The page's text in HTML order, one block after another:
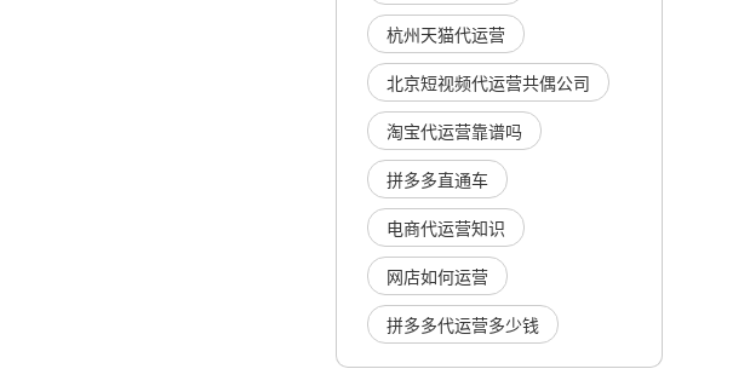
杭州天猫代运营
北京短视频代运营共偶公司
淘宝代运营靠谱吗
拼多多直通车
电商代运营知识
网店如何运营
拼多多代运营多少钱